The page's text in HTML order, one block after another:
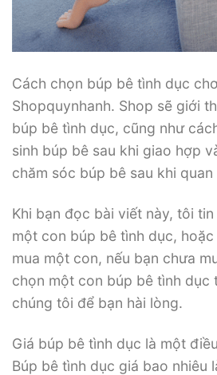
Cách chọn búp bê tình dục
Shopquynhanh. Shop sẽ giới
búp bê tình dục, cũng như
sinh búp bê sau khi giao hợp
chăm sóc búp bê sau khi quan
Khi bạn đọc bài viết này, tôi
một con búp bê tình dục,
mua một con, nếu bạn chưa
chọn một con búp bê tình dục
chúng tôi để bạn hài lòng.
Giá búp bê tình dục là một
Búp bê tình dục giá bao nhiêu